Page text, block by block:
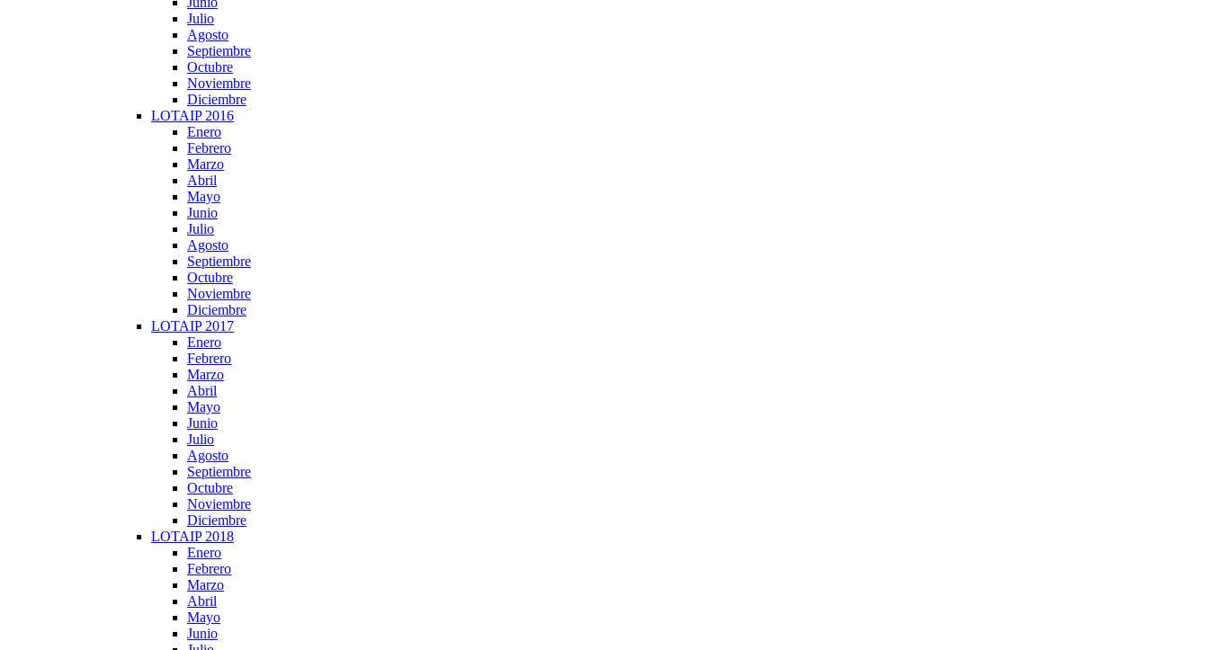
Julio
Agosto
Septiembre
Octubre
Noviembre
Diciembre
LOTAIP 2016
Enero
Febrero
Marzo
Abril
Mayo
Junio
Julio
Agosto
Septiembre
Octubre
Noviembre
Diciembre
LOTAIP 2017
Enero
Febrero
Marzo
Abril
Mayo
Junio
Julio
Agosto
Septiembre
Octubre
Noviembre
Diciembre
LOTAIP 2018
Enero
Febrero
Marzo
Abril
Mayo
Junio